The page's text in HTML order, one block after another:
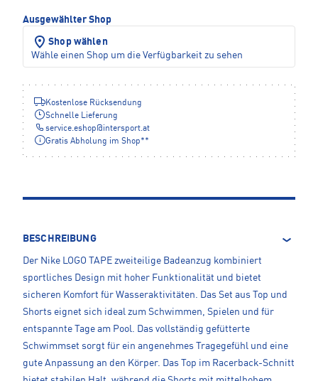
Ausgewählter Shop
Shop wählen
Wähle einen Shop um die Verfügbarkeit zu sehen
Kostenlose Rücksendung
Schnelle Lieferung
service.eshop@ intersport.at
Gratis Abholung im Shop**
BESCHREIBUNG
Der Nike LOGO TAPE zweiteilige Badeanzug kombiniert
sportliches Design mit hoher Funktionalität und bietet
sicheren Komfort für Wasseraktivitäten. Das Set aus Top und
Shorts eignet sich ideal zum Schwimmen, Spielen und für
entspannte Tage am Pool. Das vollständig gefütterte
Schwimmset sorgt für ein angenehmes Tragegefühl und eine
gute Anpassung an den Körper. Das Top im Racerback-Schnitt